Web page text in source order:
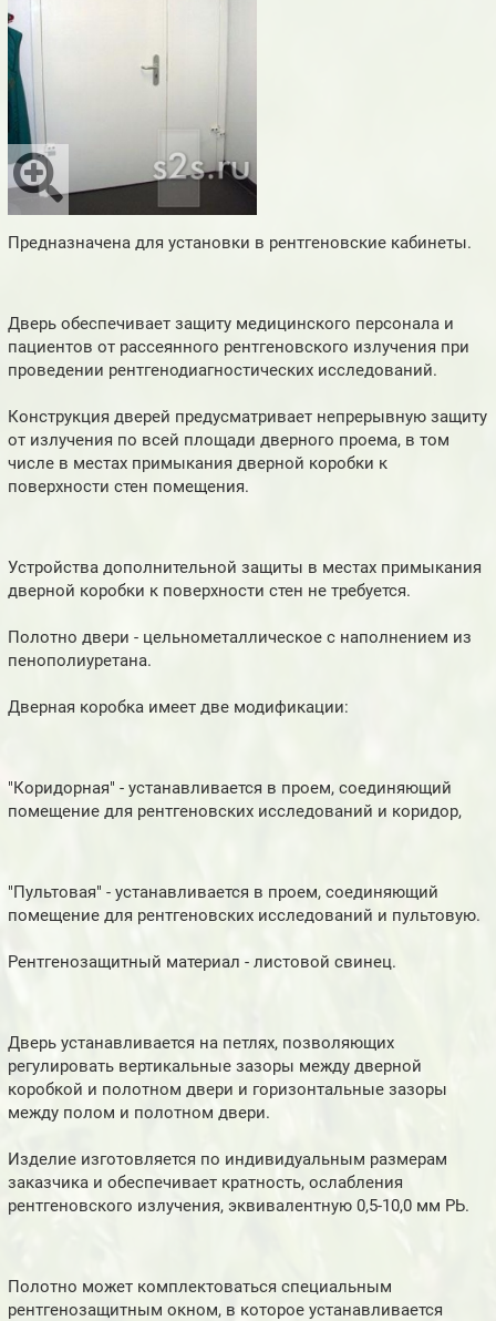
Предназначена для установки в рентгеновские кабинеты.
Дверь обеспечивает защиту медицинского персонала и
пациентов от рассеянного рентгеновского излучения при
проведении рентгенодиагностических исследований.
Конструкция дверей предусматривает непрерывную защиту
от излучения по всей площади дверного проема, в том
числе в местах примыкания дверной коробки к
поверхности стен помещения.
Устройства дополнительной защиты в местах примыкания
дверной коробки к поверхности стен не требуется.
Полотно двери - цельнометаллическое с наполнением из
пенополиуретана.
Дверная коробка имеет две модификации:
"Коридорная" - устанавливается в проем, соединяющий
помещение для рентгеновских исследований и коридор,
"Пультовая" - устанавливается в проем, соединяющий
помещение для рентгеновских исследований и пультовую.
Рентгенозащитный материал - листовой свинец.
Дверь устанавливается на петлях, позволяющих
регулировать вертикальные зазоры между дверной
коробкой и полотном двери и горизонтальные зазоры
между полом и полотном двери.
Изделие изготовляется по индивидуальным размерам
заказчика и обеспечивает кратность, ослабления
рентгеновского излучения, эквивалентную 0,5-10,0 мм РЬ.
Полотно может комплектоваться специальным
рентгенозащитным окном, в которое устанавливается